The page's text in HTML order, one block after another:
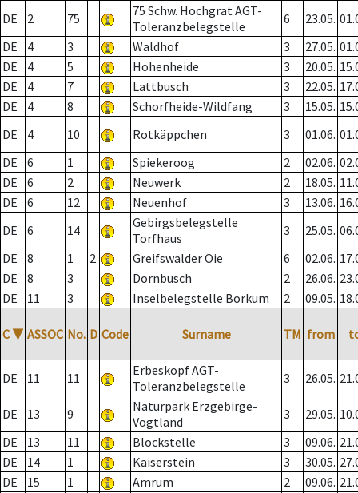
DE
2 75
75 Schw. Hochgrat AGT-
Toleranzbelegstelle
6 23.05.
DE
4 3 Waldhof 3 27.05.
DE
4 5 Hohenheide 3 20.05.
DE
4 7 Lattbusch 3 22.05.
DE
4 8 Schorfheide-Wildfang 3 15.05.
DE
4 10 Rotkäppchen 3 01.06.
DE
6 1 Spiekeroog 2 02.06.
DE
6 2 Neuwerk 2 18.05.
DE
6 12 Neuenhof 3 13.06.
DE
6 14
Gebirgsbelegstelle
Torfhaus
3 25.05.
DE
8 1 2 Greifswalder Oie 6 02.06.
DE
8 3 Dornbusch 2 26.06.
DE
11 3 Inselbelegstelle Borkum 2 09.05.
C ▼ ASSOC No. D Code Surname TM from
DE 11 11
Erbeskopf AGT-
Toleranzbelegstelle
3 26.05.
DE 13 9
Naturpark Erzgebirge-
Vogtland
3 29.05.
DE
13 11 Blockstelle 3 09.06.
DE
14 1 Kaiserstein 3 30.05.
DE
15 1 Amrum 2 09.06.